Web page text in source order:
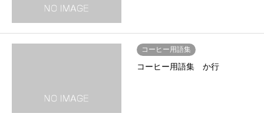
コーヒー用語集
コーヒー用語集 か行